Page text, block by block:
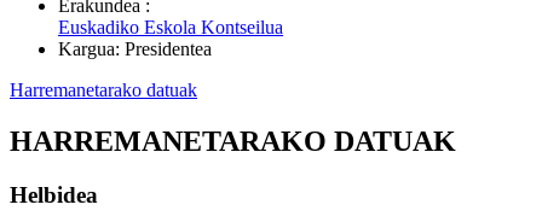
Erakundea :
Euskadiko Eskola Kontseilua
Kargua: Presidentea
Harremanetarako datuak
HARREMANETARAKO DATUAK
Helbidea